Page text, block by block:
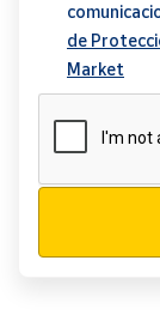
de
Market